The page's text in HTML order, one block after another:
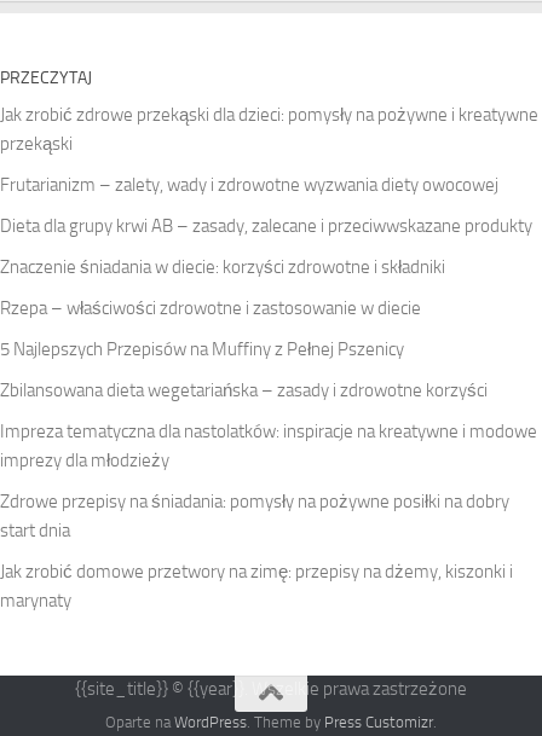
PRZECZYTAJ
Jak zrobić zdrowe przekąski dla dzieci: pomysły na pożywne i kreatywne
przekąski
Frutarianizm – zalety, wady i zdrowotne wyzwania diety owocowej
Dieta dla grupy krwi AB – zasady, zalecane i przeciwwskazane produkty
Znaczenie śniadania w diecie: korzyści zdrowotne i składniki
Rzepa – właściwości zdrowotne i zastosowanie w diecie
5 Najlepszych Przepisów na Muffiny z Pełnej Pszenicy
Zbilansowana dieta wegetariańska – zasady i zdrowotne korzyści
Impreza tematyczna dla nastolatków: inspiracje na kreatywne i modowe
imprezy dla młodzieży
Zdrowe przepisy na śniadania: pomysły na pożywne posiłki na dobry
start dnia
Jak zrobić domowe przetwory na zimę: przepisy na dżemy, kiszonki i
marynaty
{{site_title}} © {{year}}. Wszelkie prawa zastrzeżone
Oparte naWordPress. Theme by Press Customizr.